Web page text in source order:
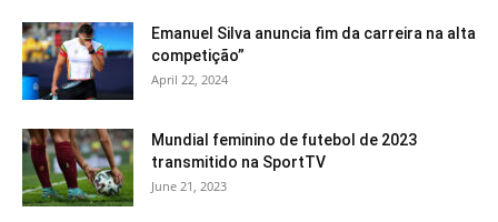
Emanuel Silva anuncia fim da carreira na alta
competição”
April 22, 2024
Mundial feminino de futebol de 2023
transmitido na SportTV
June 21, 2023